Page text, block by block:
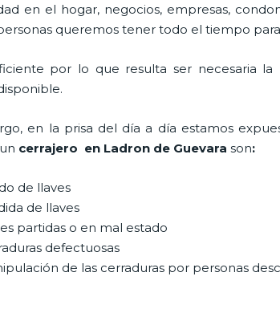
en el hogar, negocios, empresas,
queremos tener todo el tiempo
por lo que resulta ser necesaria
en la prisa del día a día estamos
cerrajero en Ladron de Guevara son:
de llaves
de llaves
partidas o en mal estado
defectuosas
de las cerraduras por personas